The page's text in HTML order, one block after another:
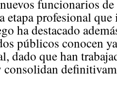
funcionarios
etapa profesional
ha destacado
públicos conocen
dado que han